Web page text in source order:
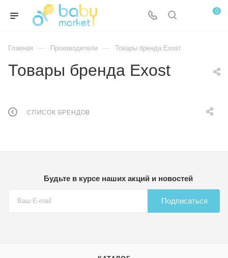
0
Главная — Производители — Товары бренда Exost
Товары бренда Exost
СПИСОК БРЕНДОВ
Будьте в курсе наших акций и новостей
Подписаться